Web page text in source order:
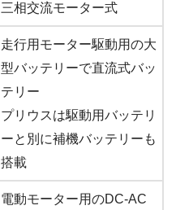
三相交流モーター式
走行用モーター駆動用の大
型バッテリーで直流式バッ
テリー
プリウスは駆動用バッテリ
ーと別に補機バッテリーも
搭載
電動モーター用のDC-AC